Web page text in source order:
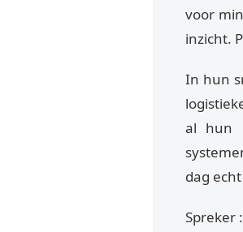
voor
inzicht.
In hun
al hun
dag
Spreker